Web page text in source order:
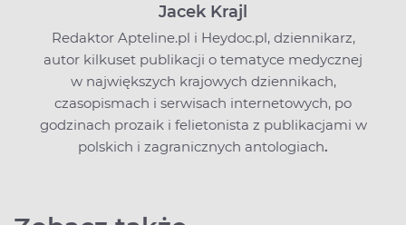
Jacek Krajl
Redaktor Apteline.pl i Heydoc.pl, dziennikarz,
autor kilkuset publikacji o tematyce medycznej
w największych krajowych dziennikach,
czasopismach i serwisach internetowych, po
godzinach prozaik i felietonista z publikacjami w
polskich i zagranicznych antologiach.